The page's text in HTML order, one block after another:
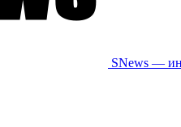
SNews —